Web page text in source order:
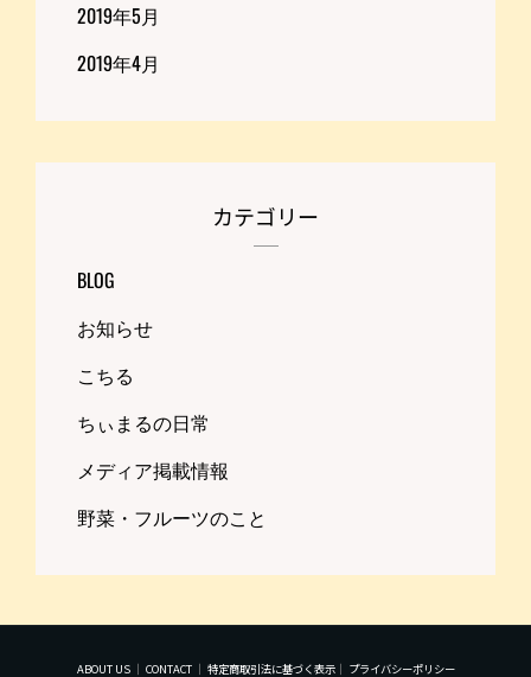
2019年5月
2019年4月
カテゴリー
BLOG
お知らせ
こちる
ちぃまるの日常
メディア掲載情報
野菜・フルーツのこと
ABOUT US｜ CONTACT｜ 特定商取引法に基づく表示｜ プライバシーポリシー